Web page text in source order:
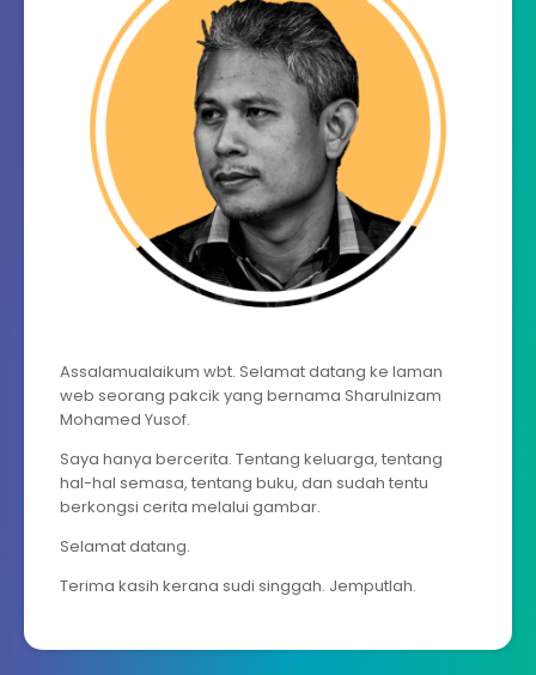
Assalamualaikum wbt. Selamat datang ke laman
web seorang pakcik yang bernama Sharulnizam
Mohamed Yusof.
Saya hanya bercerita. Tentang keluarga, tentang
hal-hal semasa, tentang buku, dan sudah tentu
berkongsi cerita melalui gambar.
Selamat datang.
Terima kasih kerana sudi singgah. Jemputlah.